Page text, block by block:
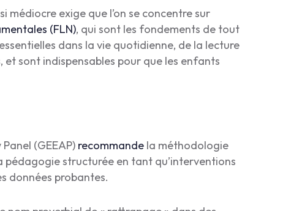
médiocre exige que l’on se concentre sur
(FLN), qui sont les fondements de tout
dans la vie quotidienne, de la lecture
sont indispensables pour que les enfants
(GEEAP) recommandela méthodologie
pédagogie structurée en tant qu’interventions
données probantes.